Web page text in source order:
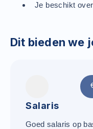
Je beschikt over
Dit bieden we
Salaris
Goed salaris op